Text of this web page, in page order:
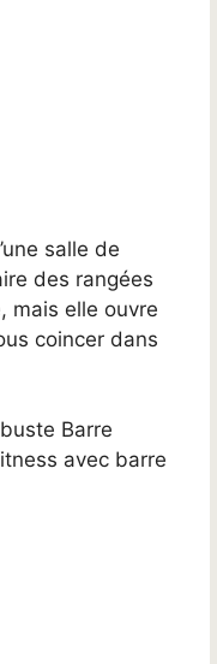
salle de
des rangées
mais elle ouvre
coincer dans
Barre
avec barre